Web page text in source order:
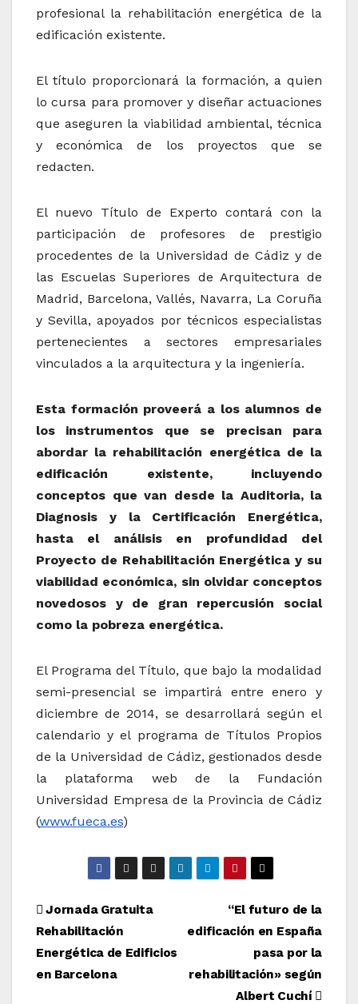
profesional la rehabilitación energética de la
edificación existente.
El título proporcionará la formación, a quien
lo cursa para promover y diseñar actuaciones
que aseguren la viabilidad ambiental, técnica
y económica de los proyectos que se
redacten.
El nuevo Título de Experto contará con la
participación de profesores de prestigio
procedentes de la Universidad de Cádiz y de
las Escuelas Superiores de Arquitectura de
Madrid, Barcelona, Vallés, Navarra, La Coruña
y Sevilla, apoyados por técnicos especialistas
pertenecientes a sectores empresariales
vinculados a la arquitectura y la ingeniería.
Esta formación proveerá a los alumnos de
los instrumentos que se precisan para
abordar la rehabilitación energética de la
edificación existente, incluyendo
conceptos que van desde la Auditoria, la
Diagnosis y la Certificación Energética,
hasta el análisis en profundidad del
Proyecto de Rehabilitación Energética y su
viabilidad económica, sin olvidar conceptos
novedosos y de gran repercusión social
como la pobreza energética.
El Programa del Título, que bajo la modalidad
semi-presencial se impartirá entre enero y
diciembre de 2014, se desarrollará según el
calendario y el programa de Títulos Propios
de la Universidad de Cádiz, gestionados desde
la plataforma web de la Fundación
Universidad Empresa de la Provincia de Cádiz
(www.fueca.es)
Navegación
de
entradas
“El futuro de la
edificación en España
pasa por la
rehabilitación» según
Albert Cuchí
Jornada Gratuita
Rehabilitación
Energética de Edificios
en Barcelona